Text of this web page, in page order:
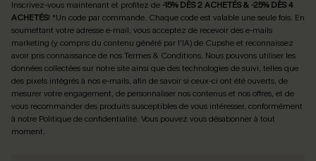
Inscrivez-vous maintenant et profitez de -15% DÈS 2 ACHETÉS & -25% DÈS 4
ACHETÉS! *Un code par commande. Chaque code est valable une seule fois. En
soumettant votre adresse e-mail, vous acceptez de recevoir des e-mails
marketing (y compris du contenu généré par l'IA) de Cupshe et reconnaissez
avoir pris connaissance de nosTermes & Conditions. Nous pouvons utiliser les
données collectées sur notre site ainsi que des technologies de suivi, telles que
des pixels intégrés à nos e-mails, afin de savoir si ceux-ci ont été ouverts, de
mesurer votre engagement, de personnaliser nos contenus et nos offres, et de
vous recommander des produits susceptibles de vous intéresser, conformément
à notre Politique de confidentialité. Vous pouvez vous désabonner à tout
moment.